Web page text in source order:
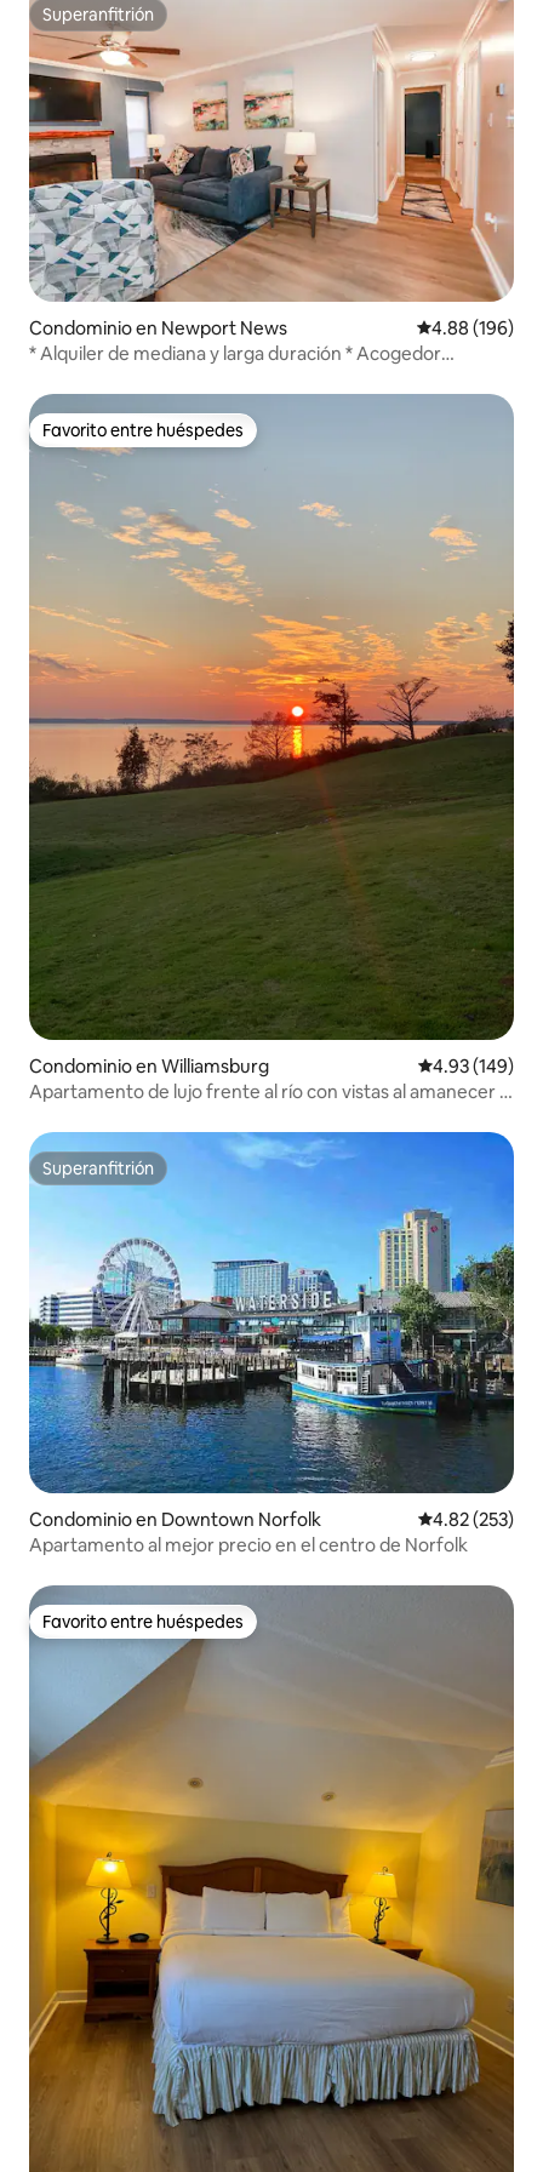
Superanfitrión
Superanfitrión
Condominio en Newport News Calificación
4.88 (196)
* Alquiler de mediana y larga duración * Acogedor
Favorito entre huéspedes
Favorito entre huéspedes
Condominio en Williamsburg Calificación
4.93 (149)
Apartamento de lujo frente al río con vistas al amanecer y
Superanfitrión
Superanfitrión
Condominio en Downtown Norfolk Calificación
4.82 (253)
Apartamento al mejor precio en el centro de Norfolk
Favorito entre huéspedes
Favorito entre huéspedes